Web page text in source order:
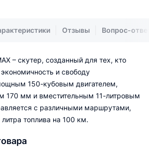
Отзывы Вопрос-
– скутер, созданный для тех, кто
и свободу
150-кубовым двигателем,
170 мм и вместительным 11-литровым
с различными маршрутами,
топлива на 100 км.